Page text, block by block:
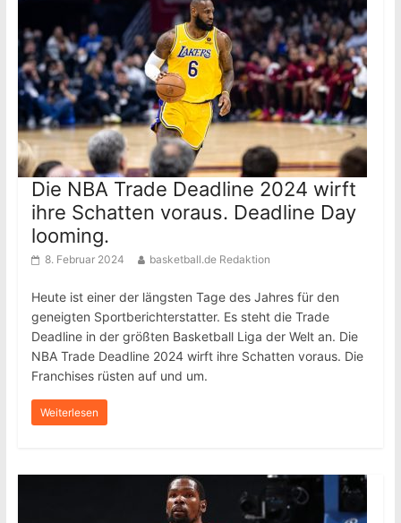
Die NBA Trade Deadline 2024 wirft
ihre Schatten voraus. Deadline Day
looming.
8. Februar 2024 basketball.de Redaktion
Heute ist einer der längsten Tage des Jahres für den
geneigten Sportberichterstatter. Es steht die Trade
Deadline in der größten Basketball Liga der Welt an. Die
NBA Trade Deadline 2024 wirft ihre Schatten voraus. Die
Franchises rüsten auf und um.
Weiterlesen